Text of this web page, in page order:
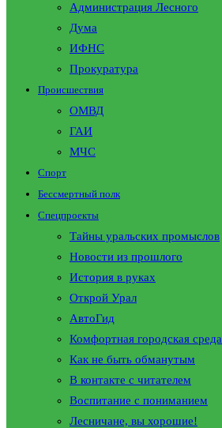
Администрация Лесного
Дума
ИФНС
Прокуратура
Происшествия
ОМВД
ГАИ
МЧС
Спорт
Бессмертный полк
Спецпроекты
Тайны уральских промыслов
Новости из прошлого
История в руках
Открой Урал
АвтоГид
Комфортная городская среда
Как не быть обманутым
В контакте с читателем
Воспитание с пониманием
Лесничане, вы хорошие!